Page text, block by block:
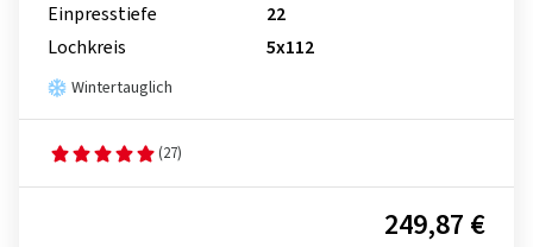
Einpresstiefe
22
Lochkreis
5x112
Wintertauglich
(27)
249,87 €